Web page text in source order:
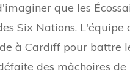
que les
Six Nations.
à Cardiff pour battre
des mâchoires